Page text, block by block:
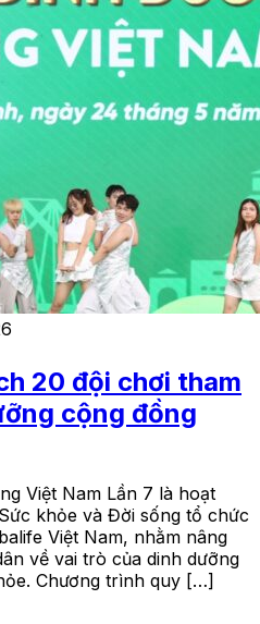
20 đội chơi tham
cộng đồng
Việt Nam Lần 7 là hoạt
khỏe và Đời sống tổ chức
Việt Nam, nhằm nâng
về vai trò của dinh dưỡng
Chương trình quy […]